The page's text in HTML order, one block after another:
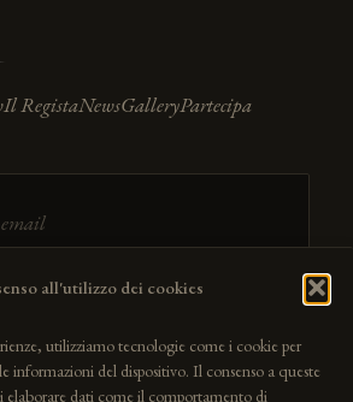
all'utilizzo dei cookies
utilizziamo tecnologie come i cookie per
informazioni del dispositivo. Il consenso a queste
elaborare dati come il comportamento di
Il RegistaNewsGalleryPartecipa
i termini e le condizioni